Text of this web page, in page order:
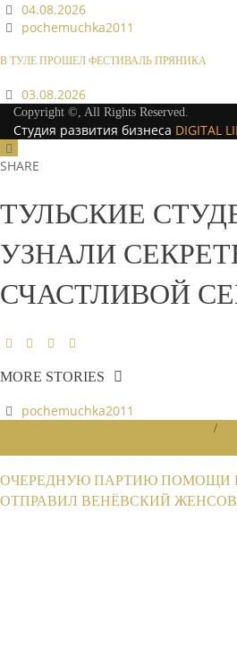
04.08.2026
pochemuchka2011
В ТУЛЕ ПРОШЕЛ ФЕСТИВАЛЬ ПРЯНИКА
03.08.2026
Copyright ©, All Rights Reserved.
Студия развития бизнеса DIGITAL
SHARE
ТУЛЬСКИЕ
УЗНАЛИ
СЧАСТЛИВОЙ
MORE STORIES
pochemuchka2011
/
ОЧЕРЕДНУЮ ПАРТИЮ ПОМОЩИ
ОТПРАВИЛ ВЕНЁВСКИЙ